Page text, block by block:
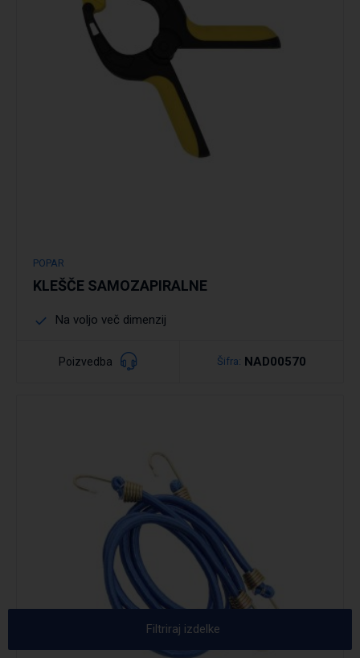
Filtriraj izdelke
Podrobno
Podrobno
POPAR
KLEŠČE SAMOZAPIRALNE
Na voljo več dimenzij
Poizvedba Šifra: NAD00570